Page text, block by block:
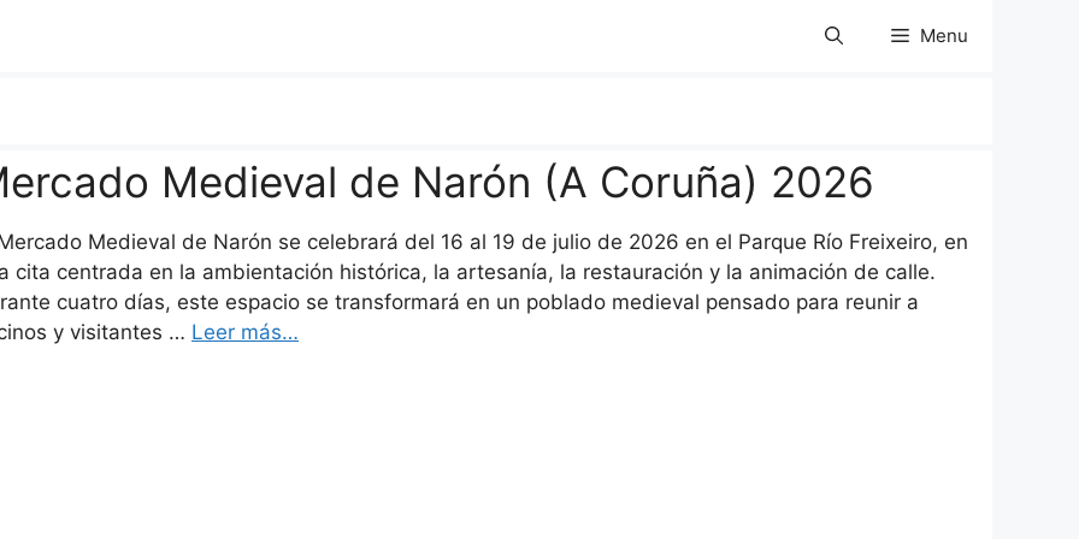
Menu
Medieval de Narón (A Coruña) 2026
Medieval de Narón se celebrará del 16 al 19 de julio de 2026 en el Parque Río Freixeiro, en
cita centrada en la ambientación histórica, la artesanía, la restauración y la animación de calle.
cuatro días, este espacio se transformará en un poblado medieval pensado para reunir a
y visitantes … Leer más…